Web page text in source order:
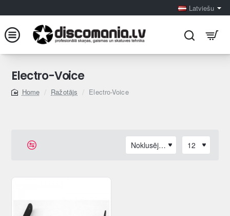
Latviešu
Electro-Voice
home
Ražotājs Electro-Voice